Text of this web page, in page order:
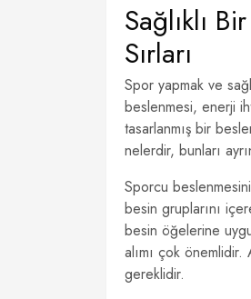
Sağlıklı
Sırları
Spor yapmak ve
beslenmesi, enerji
tasarlanmış bir
nelerdir, bunları
Sporcu
besin gruplarını
besin öğelerine
alımı çok
gereklidir.